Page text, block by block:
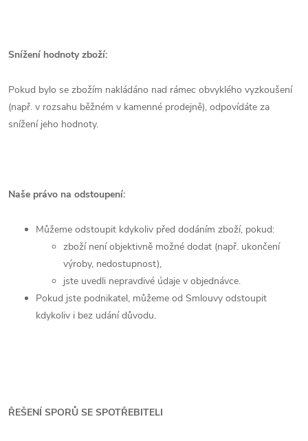
Snížení hodnoty zboží:
Pokud bylo se zbožím nakládáno nad rámec obvyklého vyzkoušení
(např. v rozsahu běžném v kamenné prodejně), odpovídáte za
snížení jeho hodnoty.
Naše právo na odstoupení:
Můžeme odstoupit kdykoliv před dodáním zboží, pokud:
zboží není objektivně možné dodat (např. ukončení
výroby, nedostupnost),
jste uvedli nepravdivé údaje v objednávce.
Pokud jste podnikatel, můžeme od Smlouvy odstoupit
kdykoliv i bez udání důvodu.
ŘEŠENÍ SPORŮ SE SPOTŘEBITELI